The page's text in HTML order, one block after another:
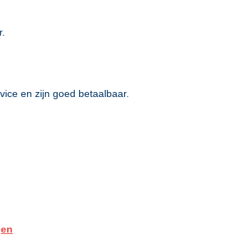
en zijn goed betaalbaar.